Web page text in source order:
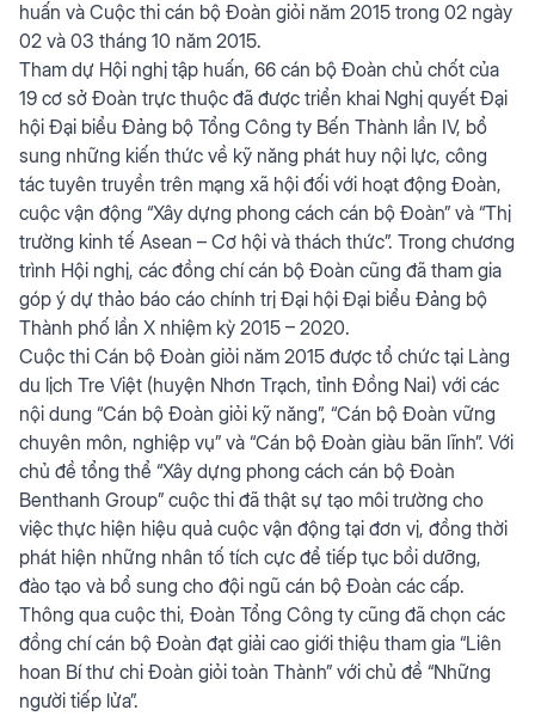
huấn và Cuộc thi cán bộ Đoàn giỏi năm 2015 trong 02 ngày
02 và 03 tháng 10 năm 2015.
Tham dự Hội nghị tập huấn, 66 cán bộ Đoàn chủ chốt của
19 cơ sở Đoàn trực thuộc đã được triển khai Nghị quyết Đại
hội Đại biểu Đảng bộ Tổng Công ty Bến Thành lần IV, bổ
sung những kiến thức về kỹ năng phát huy nội lực, công
tác tuyên truyền trên mạng xã hội đối với hoạt động Đoàn,
cuộc vận động “Xây dựng phong cách cán bộ Đoàn” và “Thị
trường kinh tế Asean – Cơ hội và thách thức”. Trong chương
trình Hội nghị, các đồng chí cán bộ Đoàn cũng đã tham gia
góp ý dự thảo báo cáo chính trị Đại hội Đại biểu Đảng bộ
Thành phố lần X nhiệm kỳ 2015 – 2020.
Cuộc thi Cán bộ Đoàn giỏi năm 2015 được tổ chức tại Làng
du lịch Tre Việt (huyện Nhơn Trạch, tỉnh Đồng Nai) với các
nội dung “Cán bộ Đoàn giỏi kỹ năng”, “Cán bộ Đoàn vững
chuyên môn, nghiệp vụ” và “Cán bộ Đoàn giàu bãn lĩnh”. Với
chủ đề tổng thể “Xây dựng phong cách cán bộ Đoàn
Benthanh Group” cuộc thi đã thật sự tạo môi trường cho
việc thực hiện hiệu quả cuộc vận động tại đơn vị, đồng thời
phát hiện những nhân tố tích cực để tiếp tục bồi dưỡng,
đào tạo và bổ sung cho đội ngũ cán bộ Đoàn các cấp.
Thông qua cuộc thi, Đoàn Tổng Công ty cũng đã chọn các
đồng chí cán bộ Đoàn đạt giải cao giới thiệu tham gia “Liên
hoan Bí thư chi Đoàn giỏi toàn Thành” với chủ đề “Những
người tiếp lửa”.